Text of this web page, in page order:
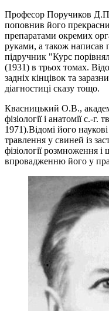
Професор Поручиков Д.П.
поповнив його
препаратами окремих
руками, а також написав
підручник "Курс
(1931) в трьох томах.
задніх кінцівок та
діагностиці сказу тощо.
Квасницький О.В.,
фізіології і анатомії с.-
1971).Відомі його наукові
травлення у свиней із
фізіології розмноження
впровадженню його у